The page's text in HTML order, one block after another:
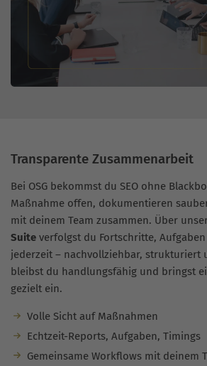
Transparente Zusammenarbeit
Bei OSG bekommst du SEO ohne
Maßnahme offen, dokumentieren
mit deinem Team zusammen. Über
Suite verfolgst du Fortschritte,
jederzeit – nachvollziehbar, strukturiert
bleibst du handlungsfähig und bringst
gezielt ein.
Volle Sicht auf Maßnahmen
Echtzeit-Reports, Aufgaben, Timings
Gemeinsame Workflows mit deinem